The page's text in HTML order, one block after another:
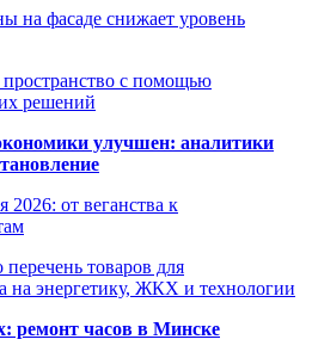
на фасаде снижает уровень
с помощью
решений
улучшен: аналитики
2026: от веганства к
товаров для
на энергетику, ЖКХ и технологии
ремонт часов в Минске